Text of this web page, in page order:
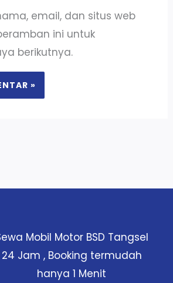
email, dan situs web
ini untuk
berikutnya.
Mobil Motor BSD Tangsel
24 Jam , Booking termudah
hanya 1 Menit